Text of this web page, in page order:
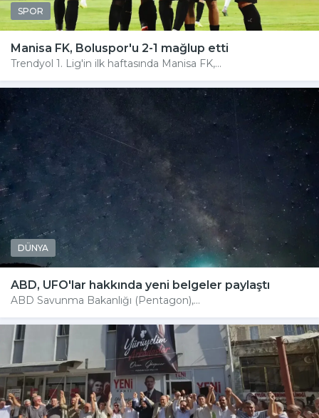
SPOR
Manisa FK, Boluspor'u 2-1 mağlup etti
Trendyol 1. Lig'in ilk haftasında Manisa FK,...
DÜNYA
ABD, UFO'lar hakkında yeni belgeler paylaştı
ABD Savunma Bakanlığı (Pentagon),...